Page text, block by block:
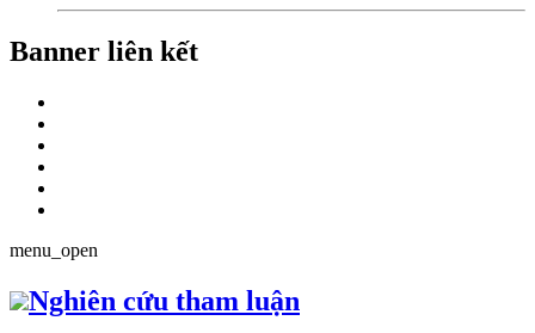
Banner liên kết
menu_open
Nghiên cứu tham luận